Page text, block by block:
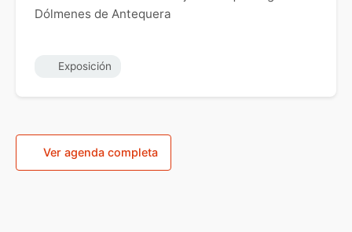
Dólmenes de Antequera
Exposición
Ver agenda completa